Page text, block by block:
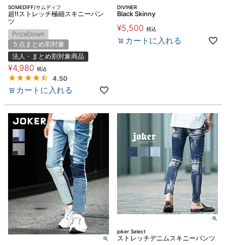
SOMEDIFF/サムディフ
超!!ストレッチ極細スキニーパン
ツ
PriceDown
５点まとめ割対象
法人・まとめ割対象商品
¥4,980 税込
4.50
カートに入れる
DIVINER
Black Skinny
¥5,500 税込
カートに入れる
joker Select
ストレッチデニムスキニーパンツ